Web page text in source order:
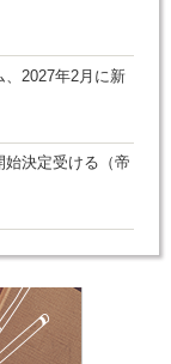
2027年2月に新
決定受ける（帝